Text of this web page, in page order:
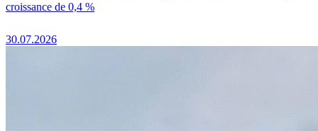
croissance de 0,4 %
30.07.2026